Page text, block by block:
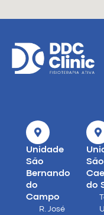
Unidade
São
Bernando
do
Campo
R. José
São
do